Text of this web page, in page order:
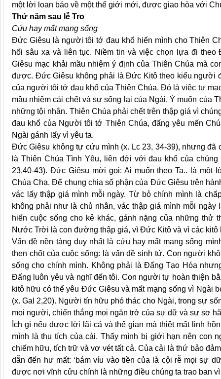
một lời loan báo về một thế giới mới, được giao hòa với
Thứ năm sau lễ Tro
Cứu hay mất mạng sống
Đức Giêsu là người tôi tớ đau khổ hiến mình cho Thiên
hối sâu xa và liên tục. Niềm tin và việc chọn lựa đi
Giêsu mạc khải mầu nhiệm ý định của Thiên Chúa mà
được. Đức Giêsu không phải là Đức Kitô theo kiểu người
của người tôi tớ đau khổ của Thiên Chúa. Đó là việc tự
mầu nhiệm cái chết và sự sống lại của Ngài. Ý muốn của
những tội nhân. Thiên Chúa phải chết trên thập giá vì
đau khổ của Người tôi tớ Thiên Chúa, đấng yêu mến
Ngài gánh lấy vì yêu ta.
Đức Giêsu không tự cứu mình (x. Lc 23, 34-39), nhưng
là Thiên Chúa Tình Yêu, liên đới với đau khổ của
23,40-43). Đức Giêsu mời gọi: Ai muốn theo Ta.. là
Chúa Cha. Để chung chia số phận của Đức Giêsu trên
vác lấy thập giá mình mỗi ngày. Từ bỏ chính mình là
không phải như là chủ nhân, vác thập giá mình mỗi
hiến cuộc sống cho kẻ khác, gánh nặng của những
Nước Trời là con đường thập giá, vì Đức Kitô và vì các kitô
Vấn đề nền tảng duy nhất là cứu hay mất mạng sống
then chốt của cuộc sống: là vấn đề sinh tử. Con người
sống cho chính mình. Không phải là Đấng Tạo Hóa
Đấng luôn yêu và nghĩ đến tôi. Con người tự hoàn thiện
kitô hữu có thể yêu Đức Giêsu và mất mạng sống vì Ngài
(x. Gal 2,20). Người tín hữu phó thác cho Ngài, trong sự
mọi người, chiến thắng mọi ngăn trở của sự dữ và sự sợ
Ích gì nếu được lời lãi cả và thế gian mà thiệt mất linh
mình là thu tích của cải. Thấy mình bị giới hạn nên con
chiếm hữu, tích trữ và vơ vét tất cả. Của cải là thứ bảo
dẫn đến hư mất: ‘bám víu vào tiền của là cội rễ mọi sự
được nơi vĩnh cửu chính là những điều chúng ta trao ban